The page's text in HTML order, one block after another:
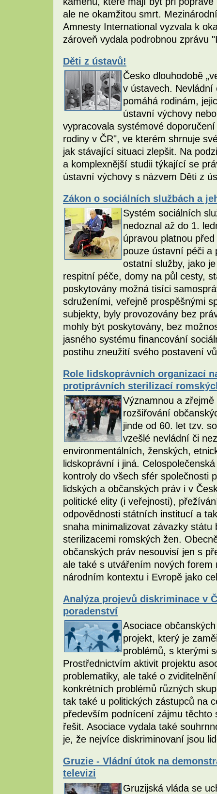
ale ne okamžitou smrt.
Amnesty International vyzvala k
zároveň vydala podrobnou zprávu
Děti z ústavů!
Česko dlouhodobě
v ústavech. Nevládní
pomáhá rodinám,
ústavní výchovy
vypracovala systémové
rodiny v ČR", ve kterém shrnuje
jak stávající situaci zlepšit. Na
a komplexnější studii týkající se
ústavní výchovy s názvem Děti z
Zákon o sociálních službách a
Systém sociálních
nedoznal až do 1.
úpravou platnou
pouze ústavní péči a
ostatní služby, jako
respitní péče, domy na půl cesty,
poskytovány možná tisíci
sdruženími, veřejně prospěšnými
subjekty, byly provozovány bez
mohly být poskytovány, bez
jasného systému financování
postihu zneužití svého postavení
Role lidskoprávních organizací
protiprávních sterilizací
Významnou a
rozšiřování
jinde od 60. let tzv.
vzešlé nevládní či
environmentálních, ženských,
lidskoprávní i jiná.
kontroly do všech sfér společnosti
lidských a občanských práv i v
politické elity (i veřejnosti),
odpovědnosti státních institucí a
snaha minimalizovat závazky
sterilizacemi romských žen.
občanských práv nesouvisí jen s
ale také s utvářením nových
národním kontextu i Evropě jako
Analýza projevů diskriminace v
poradenství
Asociace
projekt, který je
problémů, s kterými
Prostřednictvím aktivit projektu
problematiky, ale také o
konkrétních problémů různých
tak také u politických zástupců na
především podnícení zájmu těchto
řešit. Asociace vydala také
je, že nejvíce diskriminovaní jsou
Gruzie - Vládní útok na
televizi
Gruzijská vláda se